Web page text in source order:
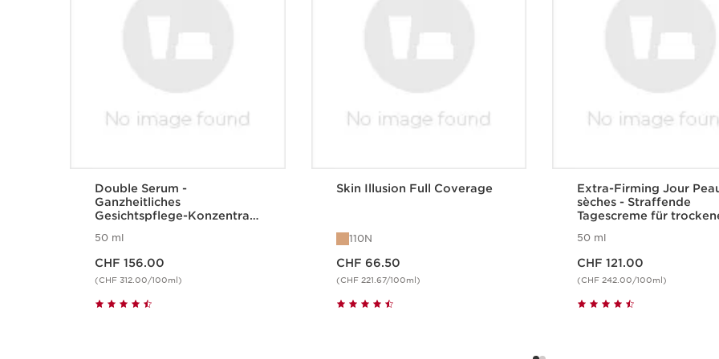
Double Serum -
Ganzheitliches
Gesichtspflege-Konzentrat
50 ml
CHF 156.00
(CHF 312.00/100ml)
Schnellansicht
Skin Illusion Full Coverage
110N
CHF 66.50
(CHF 221.67/100ml)
Schnellansicht
Extra-Firming Jour
sèches - Straffende
Tagescreme für
50 ml
CHF 121.00
(CHF 242.00/100ml)
Schnellansicht